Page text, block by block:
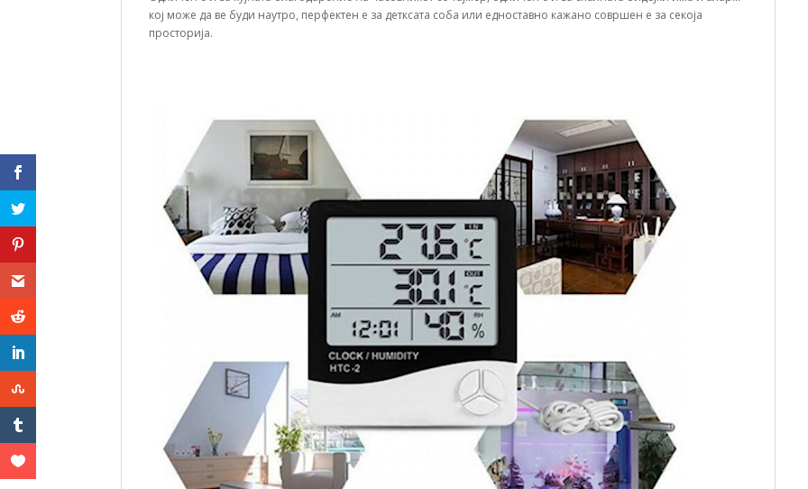
кој може да ве буди наутро, перфектен е за детксата соба или едноставно кажано совршен е за секоја
просторија.